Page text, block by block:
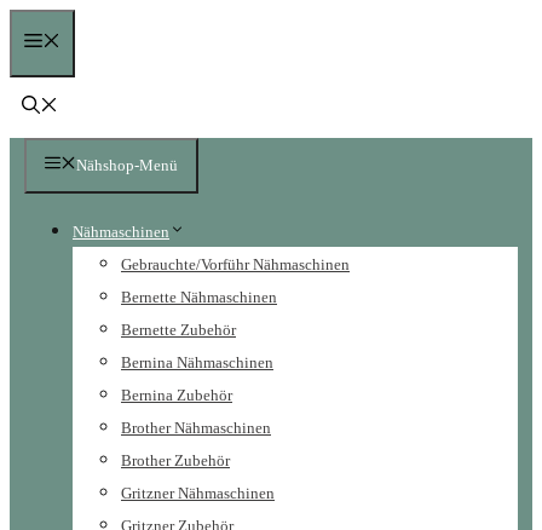
springen
Nähshop-Menü
Nähmaschinen
Gebrauchte/Vorführ Nähmaschinen
Bernette Nähmaschinen
Bernette Zubehör
Bernina Nähmaschinen
Bernina Zubehör
Brother Nähmaschinen
Brother Zubehör
Gritzner Nähmaschinen
Gritzner Zubehör